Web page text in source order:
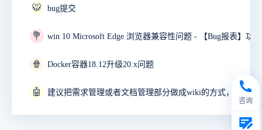
🐯 bug提交
💐
🍿 Docker容器18.12升级20.x问题
🤖
咨询